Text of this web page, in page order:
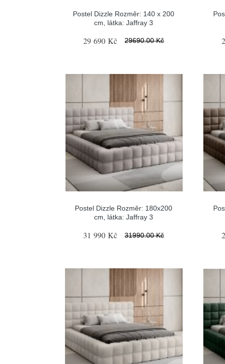
Postel Dizzle Rozměr: 140 x 200
cm, látka: Jaffray 3
29 690 Kč 29690.00 Kč
Postel Dizzle Rozměr: 180x200
cm, látka: Jaffray 3
31 990 Kč 31990.00 Kč